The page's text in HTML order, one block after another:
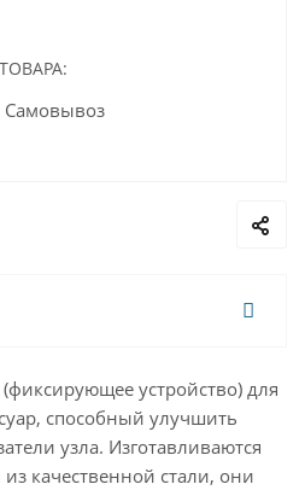
Самовывоз
устройство) для
способный улучшить
узла. Изготавливаются
качественной стали, они